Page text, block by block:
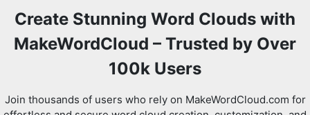
Create Stunning Word Clouds with
MakeWordCloud – Trusted by Over
100k Users
Join thousands of users who rely on MakeWordCloud.com for